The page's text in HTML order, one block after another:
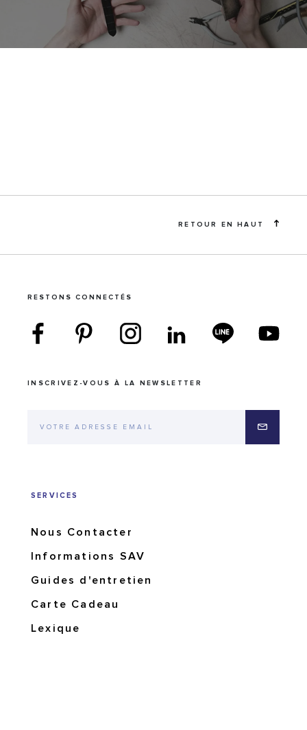
RETOUR EN HAUT
RESTONS CONNECTÉS
INSCRIVEZ-VOUS À LA NEWSLETTER
SERVICES
Nous Contacter
Informations SAV
Guides d'entretien
Carte Cadeau
Lexique